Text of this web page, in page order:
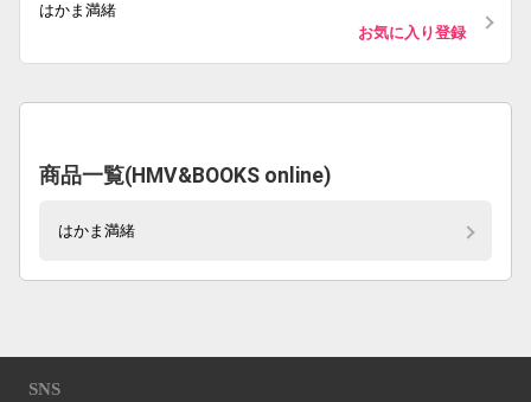
はかま満緒
お気に入り登録
商品一覧(HMV&BOOKS online)
はかま満緒
SNS